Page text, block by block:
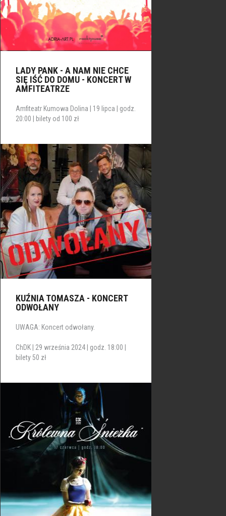
LADY PANK - A NAM NIE CHCE
SIĘ IŚĆ DO DOMU - KONCERT W
AMFITEATRZE
Amfiteatr Kumowa Dolina | 19 lipca | godz.
20:00 | bilety od 100 zł
KUŹNIA TOMASZA - KONCERT
ODWOŁANY
UWAGA: Koncert odwołany.
ChDK | 29 września 2024 | godz. 18:00 |
bilety 50 zł